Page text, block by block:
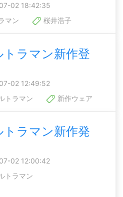
02 18:42:35
マン 桜井浩子
トラマン新作登
02 12:49:52
トラマン 新作ウェア
トラマン新作発
02 12:00:42
トラマン